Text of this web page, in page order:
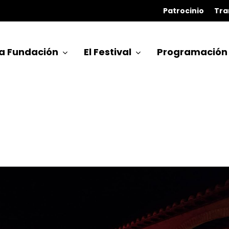
Patrocinio
Fundación El Festival Programación